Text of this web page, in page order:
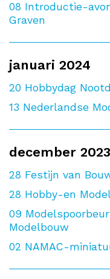
08 Introductie-
Graven
januari 2024
20 Hobbydag
13 Nederlandse
december 2023
28 Festijn van
28 Hobby-en
09
Modelbouw
02 NAMAC-